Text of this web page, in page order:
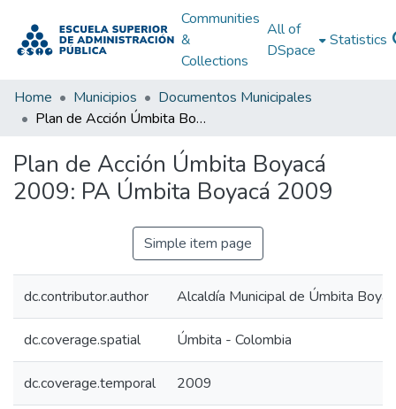
Communities
&
Collections
All of
DSpace
Statistics
Home Municipios
Documentos Municipales
Plan de Acción Úmbita Boyacá 2009: PA Úmbita Boyacá 2009
Plan de Acción Úmbita Boyacá
2009: PA Úmbita Boyacá 2009
Simple item page
dc.contributor.author Alcaldía Municipal de Úmbita
dc.coverage.spatial Úmbita - Colombia
dc.coverage.temporal 2009